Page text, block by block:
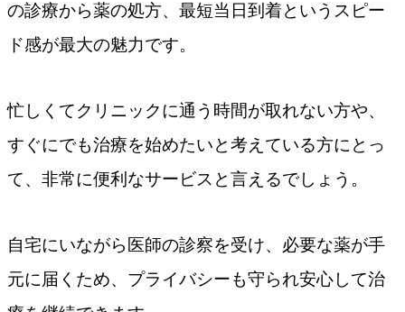
の診療から薬の処方、最短当日到着というスピー
ド感が最大の魅力です。
忙しくてクリニックに通う時間が取れない方や、
すぐにでも治療を始めたいと考えている方にとっ
て、非常に便利なサービスと言えるでしょう。
自宅にいながら医師の診察を受け、必要な薬が手
元に届くため、プライバシーも守られ安心して治